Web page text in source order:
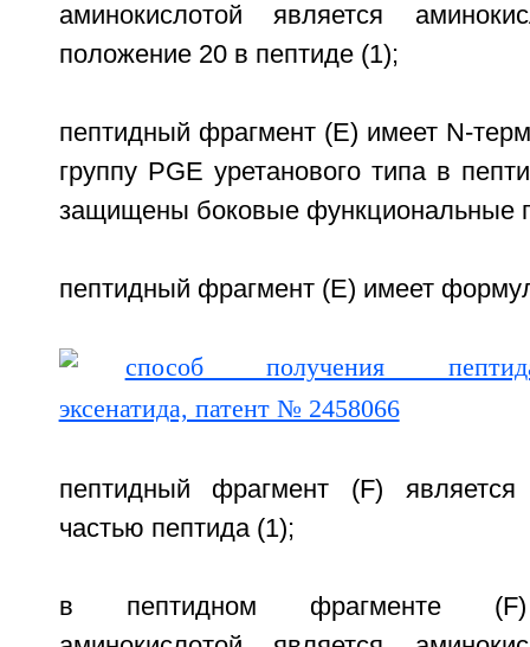
аминокислотой является
положение 20 в пептиде (1);
пептидный фрагмент (Е) имеет N-
группу PGE уретанового типа в
защищены боковые функциональные
пептидный фрагмент (Е) имеет
пептидный фрагмент (F) является
частью пептида (1);
в пептидном фрагменте (F)